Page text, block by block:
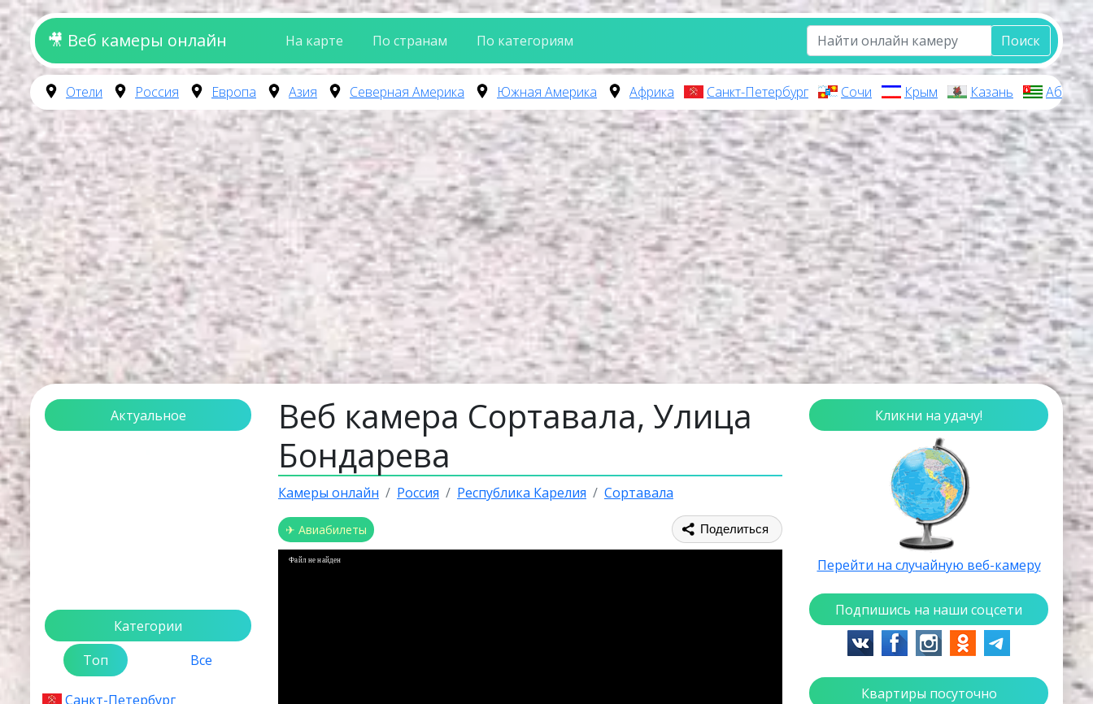
🎥 Веб камеры онлайн На карте По странам По категориям Поиск
Отели Россия Европа Азия Северная Америка Южная Америка Африка Санкт-Петербург Сочи Крым Казань
Актуальное
Категории
Топ
Все
Санкт-Петербург
Веб камера Сортавала, Улица
Бондарева
Камеры онлайн Россия Республика Карелия Сортавала
✈ Авиабилеты Поделиться
Файл не найден
Кликни на удачу!
Перейти на случайную веб-камеру
Подпишись на наши соцсети
Квартиры посуточно